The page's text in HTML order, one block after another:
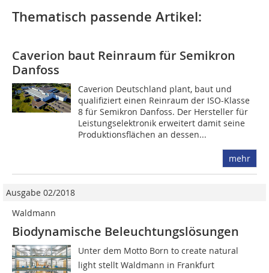
Thematisch passende Artikel:
Caverion baut Reinraum für Semikron
Danfoss
Caverion Deutschland plant, baut und
qualifiziert einen Reinraum der ISO-Klasse
8 für Semikron Danfoss. Der Hersteller für
Leistungselektronik erweitert damit seine
Produktionsflächen an dessen...
mehr
Ausgabe 02/2018
Waldmann
Biodynamische Beleuchtungslösungen
Unter dem Motto Born to create natural
light stellt Waldmann in Frankfurt